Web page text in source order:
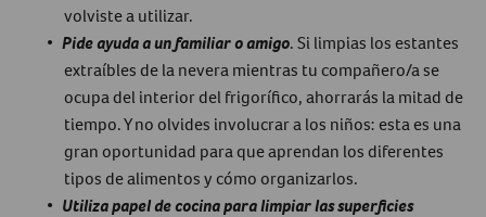
volviste a utilizar.
Pide ayuda a un familiar o amigo. Si limpias los estantes
extraíbles de la nevera mientras tu compañero/a se
ocupa del interior del frigorífico, ahorrarás la mitad de
tiempo. Y no olvides involucrar a los niños: esta es una
gran oportunidad para que aprendan los diferentes
tipos de alimentos y cómo organizarlos.
Utiliza papel de cocina para limpiar las superficies